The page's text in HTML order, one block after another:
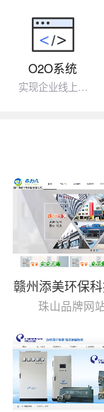
O2O系统
实现企业线上…
赣州添美环保
司
珠山品牌网